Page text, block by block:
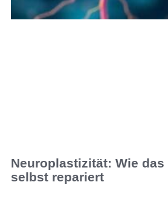
Neuroplastizität: Wie
selbst repariert